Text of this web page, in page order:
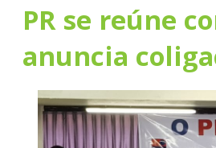
PR se reúne
anuncia